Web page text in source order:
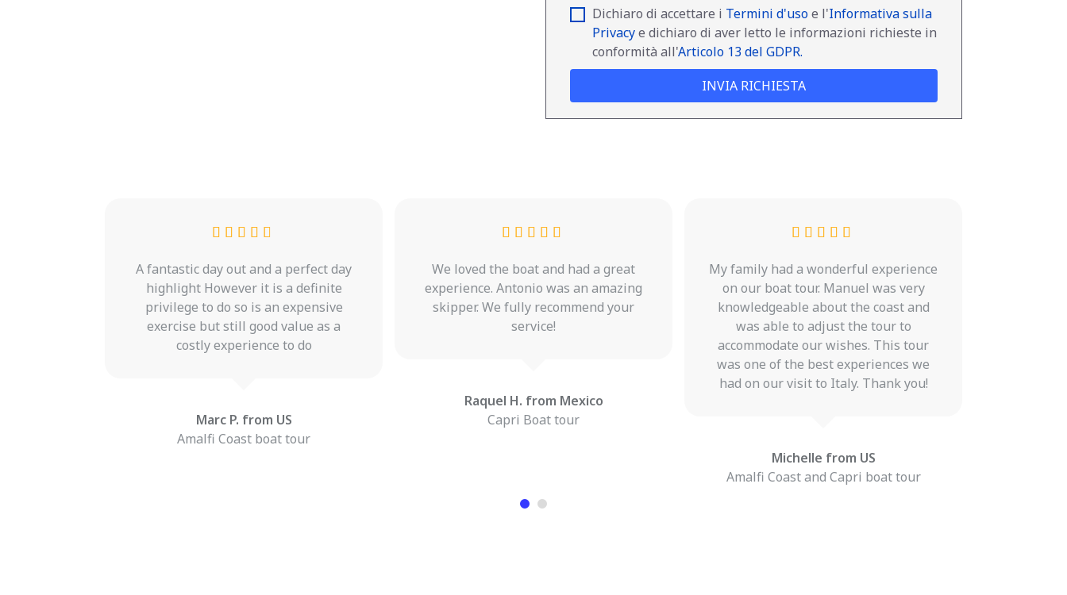
Dichiaro di accettare i Termini d'usoe l'Informativa sulla
Privacye dichiaro di aver letto le informazioni richieste in
conformità all'Articolo 13 del GDPR.
INVIA RICHIESTA
A fantastic day out and a perfect day
highlight However it is a definite
privilege to do so is an expensive
exercise but still good value as a
costly experience to do
Marc P. from US
Amalfi Coast boat tour
We loved the boat and had a great
experience. Antonio was an amazing
skipper. We fully recommend your
service!
Raquel H. from Mexico
Capri Boat tour
My family had a wonderful experience
on our boat tour. Manuel was very
knowledgeable about the coast and
was able to adjust the tour to
accommodate our wishes. This tour
was one of the best experiences we
had on our visit to Italy. Thank you!
Michelle from US
Amalfi Coast and Capri boat tour